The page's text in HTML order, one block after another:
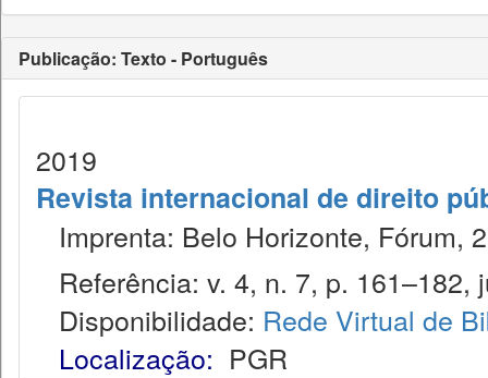
Publicação: Texto - Português
2019
Revista internacional de direito
Imprenta: Belo Horizonte, Fórum,
Referência: v. 4, n. 7, p. 161–182,
Disponibilidade: Rede Virtual de
Localização: PGR